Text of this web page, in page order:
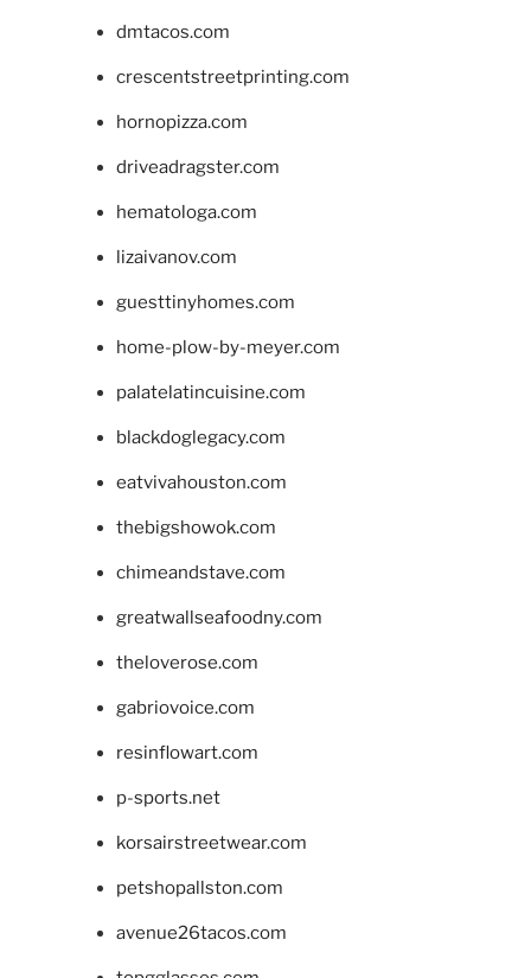
dmtacos.com
crescentstreetprinting.com
hornopizza.com
driveadragster.com
hematologa.com
lizaivanov.com
guesttinyhomes.com
home-plow-by-meyer.com
palatelatincuisine.com
blackdoglegacy.com
eatvivahouston.com
thebigshowok.com
chimeandstave.com
greatwallseafoodny.com
theloverose.com
gabriovoice.com
resinflowart.com
p-sports.net
korsairstreetwear.com
petshopallston.com
avenue26tacos.com